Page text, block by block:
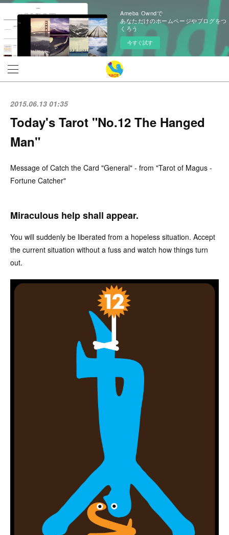
Ameba Owndで
あなただけのホームページやブログをつ
くろう
今すぐ試す
2015.06.13 01:35
Today's Tarot "No.12 The Hanged
Man"
Message of Catch the Card "General" - from "Tarot of Magus -
Fortune Catcher"
Miraculous help shall appear.
You will suddenly be liberated from a hopeless situation. Accept
the current situation without a fuss and watch how things turn
out.